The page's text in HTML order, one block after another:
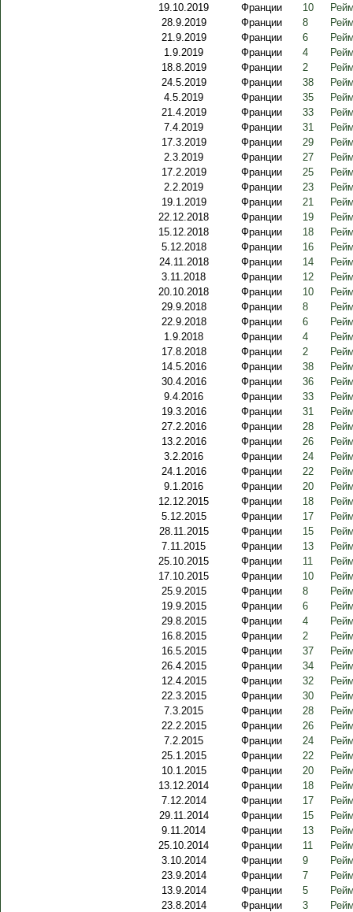
19.10.2019 Франции 10
28.9.2019
Франции 8
21.9.2019
Франции 6
1.9.2019
Франции 4
18.8.2019
Франции 2
24.5.2019
Франции 38
4.5.2019
Франции 35
21.4.2019
Франции 33
7.4.2019
Франции 31
17.3.2019
Франции 29
2.3.2019
Франции 27
17.2.2019
Франции 25
2.2.2019
Франции 23
19.1.2019
Франции 21
22.12.2018
Франции 19
15.12.2018
Франции 18
5.12.2018
Франции 16
24.11.2018
Франции 14
3.11.2018
Франции 12
20.10.2018
Франции 10
29.9.2018
Франции 8
22.9.2018
Франции 6
1.9.2018
Франции 4
17.8.2018
Франции 2
14.5.2016
Франции 38
30.4.2016
Франции 36
9.4.2016
Франции 33
19.3.2016
Франции 31
27.2.2016
Франции 28
13.2.2016
Франции 26
3.2.2016
Франции 24
24.1.2016
Франции 22
9.1.2016
Франции 20
12.12.2015
Франции 18
5.12.2015
Франции 17
28.11.2015
Франции 15
7.11.2015
Франции 13
25.10.2015
Франции 11
17.10.2015
Франции 10
25.9.2015
Франции 8
19.9.2015
Франции 6
29.8.2015
Франции 4
16.8.2015
Франции 2
16.5.2015
Франции 37
26.4.2015
Франции 34
12.4.2015
Франции 32
22.3.2015
Франции 30
7.3.2015
Франции 28
22.2.2015
Франции 26
7.2.2015
Франции 24
25.1.2015
Франции 22
10.1.2015
Франции 20
13.12.2014
Франции 18
7.12.2014
Франции 17
29.11.2014
Франции 15
9.11.2014
Франции 13
25.10.2014
Франции 11
3.10.2014
Франции 9
23.9.2014
Франции 7
13.9.2014
Франции 5
23.8.2014
Франции 3